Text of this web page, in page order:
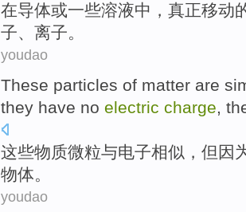
在导体或一些溶液中 ， 真正移动
子、 离子。
youdao
These particles of matter are
they have no electric charge,
这些物质微粒与电子相似 ， 但 因
物体。
youdao